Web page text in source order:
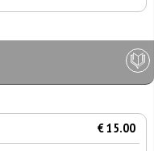
€ 15.00